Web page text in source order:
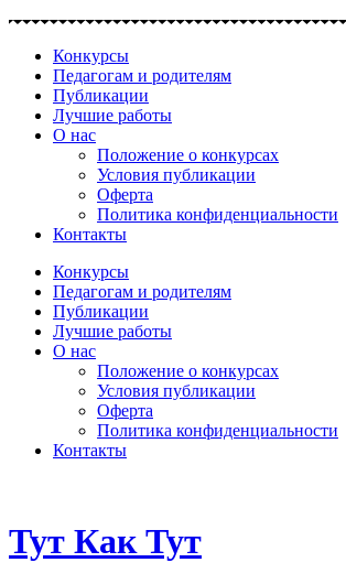
Перейти
содержимому
Конкурсы
Педагогам и родителям
Публикации
Лучшие работы
О нас
Положение о конкурсах
Условия публикации
Оферта
Политика конфиденциальности
Контакты
Конкурсы
Педагогам и родителям
Публикации
Лучшие работы
О нас
Положение о конкурсах
Условия публикации
Оферта
Политика конфиденциальности
Контакты
Тут Как Тут